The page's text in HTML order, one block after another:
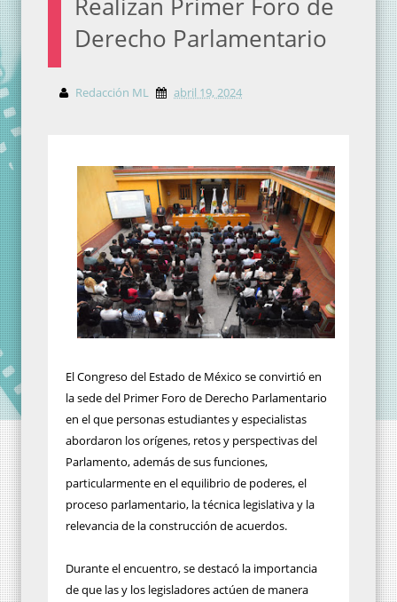
Derecho Parlamentario
Redacción ML abril 19, 2024
El Congreso del Estado de México se convirtió en
la sede del Primer Foro de Derecho Parlamentario
en el que personas estudiantes y especialistas
abordaron los orígenes, retos y perspectivas del
Parlamento, además de sus funciones,
particularmente en el equilibrio de poderes, el
proceso parlamentario, la técnica legislativa y la
relevancia de la construcción de acuerdos.
Durante el encuentro, se destacó la importancia
de que las y los legisladores actúen de manera